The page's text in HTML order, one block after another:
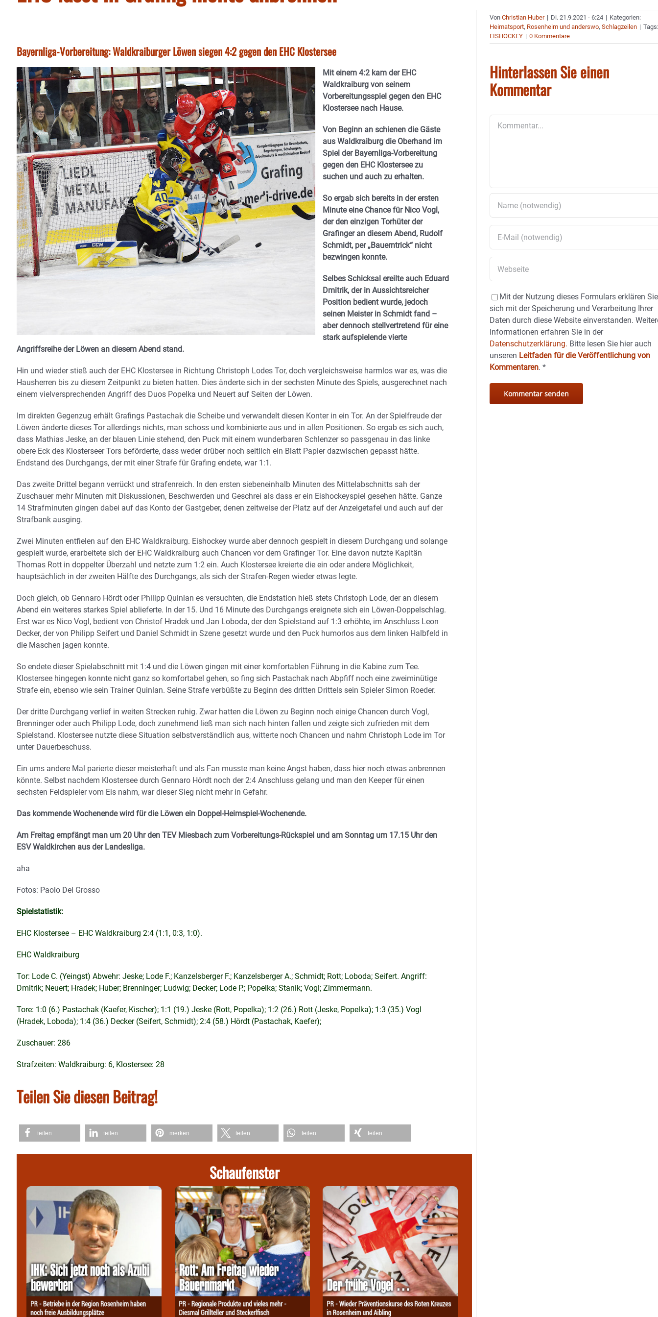
Bayernliga-Vorbereitung: Waldkraiburger Löwen siegen 4:2 gegen den EHC Klostersee
Mit einem 4:2 kam der EHC
Waldkraiburg von seinem
Vorbereitungsspiel gegen den EHC
Klostersee nach Hause.
Von Beginn an schienen die Gäste
aus Waldkraiburg die Oberhand im
Spiel der Bayernliga-Vorbereitung
gegen den EHC Klostersee zu
suchen und auch zu erhalten.
So ergab sich bereits in der ersten
Minute eine Chance für Nico Vogl,
der den einzigen Torhüter der
Grafinger an diesem Abend, Rudolf
Schmidt, per „Bauerntrick“ nicht
bezwingen konnte.
Selbes Schicksal ereilte auch Eduard
Dmitrik, der in Aussichtsreicher
Position bedient wurde, jedoch
seinen Meister in Schmidt fand –
aber dennoch stellvertretend für eine
stark aufspielende vierte
Angriffsreihe der Löwen an diesem Abend stand.
Hin und wieder stieß auch der EHC Klostersee in Richtung Christoph Lodes Tor, doch vergleichsweise harmlos war es, was die
Hausherren bis zu diesem Zeitpunkt zu bieten hatten. Dies änderte sich in der sechsten Minute des Spiels, ausgerechnet nach
einem vielversprechenden Angriff des Duos Popelka und Neuert auf Seiten der Löwen.
Im direkten Gegenzug erhält Grafings Pastachak die Scheibe und verwandelt diesen Konter in ein Tor. An der Spielfreude der
Löwen änderte dieses Tor allerdings nichts, man schoss und kombinierte aus und in allen Positionen. So ergab es sich auch,
dass Mathias Jeske, an der blauen Linie stehend, den Puck mit einem wunderbaren Schlenzer so passgenau in das linke
obere Eck des Klosterseer Tors beförderte, dass weder drüber noch seitlich ein Blatt Papier dazwischen gepasst hätte.
Endstand des Durchgangs, der mit einer Strafe für Grafing endete, war 1:1.
Das zweite Drittel begann verrückt und strafenreich. In den ersten siebeneinhalb Minuten des Mittelabschnitts sah der
Zuschauer mehr Minuten mit Diskussionen, Beschwerden und Geschrei als dass er ein Eishockeyspiel gesehen hätte. Ganze
14 Strafminuten gingen dabei auf das Konto der Gastgeber, denen zeitweise der Platz auf der Anzeigetafel und auch auf der
Strafbank ausging.
Zwei Minuten entfielen auf den EHC Waldkraiburg. Eishockey wurde aber dennoch gespielt in diesem Durchgang und solange
gespielt wurde, erarbeitete sich der EHC Waldkraiburg auch Chancen vor dem Grafinger Tor. Eine davon nutzte Kapitän
Thomas Rott in doppelter Überzahl und netzte zum 1:2 ein. Auch Klostersee kreierte die ein oder andere Möglichkeit,
hauptsächlich in der zweiten Hälfte des Durchgangs, als sich der Strafen-Regen wieder etwas legte.
Doch gleich, ob Gennaro Hördt oder Philipp Quinlan es versuchten, die Endstation hieß stets Christoph Lode, der an diesem
Abend ein weiteres starkes Spiel ablieferte. In der 15. Und 16 Minute des Durchgangs ereignete sich ein Löwen-Doppelschlag.
Erst war es Nico Vogl, bedient von Christof Hradek und Jan Loboda, der den Spielstand auf 1:3 erhöhte, im Anschluss Leon
Decker, der von Philipp Seifert und Daniel Schmidt in Szene gesetzt wurde und den Puck humorlos aus dem linken Halbfeld in
die Maschen jagen konnte.
So endete dieser Spielabschnitt mit 1:4 und die Löwen gingen mit einer komfortablen Führung in die Kabine zum Tee.
Klostersee hingegen konnte nicht ganz so komfortabel gehen, so fing sich Pastachak nach Abpfiff noch eine zweiminütige
Strafe ein, ebenso wie sein Trainer Quinlan. Seine Strafe verbüßte zu Beginn des dritten Drittels sein Spieler Simon Roeder.
Der dritte Durchgang verlief in weiten Strecken ruhig. Zwar hatten die Löwen zu Beginn noch einige Chancen durch Vogl,
Brenninger oder auch Philipp Lode, doch zunehmend ließ man sich nach hinten fallen und zeigte sich zufrieden mit dem
Spielstand. Klostersee nutzte diese Situation selbstverständlich aus, witterte noch Chancen und nahm Christoph Lode im Tor
unter Dauerbeschuss.
Ein ums andere Mal parierte dieser meisterhaft und als Fan musste man keine Angst haben, dass hier noch etwas anbrennen
könnte. Selbst nachdem Klostersee durch Gennaro Hördt noch der 2:4 Anschluss gelang und man den Keeper für einen
sechsten Feldspieler vom Eis nahm, war dieser Sieg nicht mehr in Gefahr.
Das kommende Wochenende wird für die Löwen ein Doppel-Heimspiel-Wochenende.
Am Freitag empfängt man um 20 Uhr den TEV Miesbach zum Vorbereitungs-Rückspiel und am Sonntag um 17.15 Uhr den
ESV Waldkirchen aus der Landesliga.
aha
Fotos: Paolo Del Grosso
Spielstatistik:
EHC Klostersee – EHC Waldkraiburg 2:4 (1:1, 0:3, 1:0).
EHC Waldkraiburg
Tor: Lode C. (Yeingst) Abwehr: Jeske; Lode F.; Kanzelsberger F.; Kanzelsberger A.; Schmidt; Rott; Loboda; Seifert. Angriff:
Dmitrik; Neuert; Hradek; Huber; Brenninger; Ludwig; Decker; Lode P.; Popelka; Stanik; Vogl; Zimmermann.
Tore: 1:0 (6.) Pastachak (Kaefer, Kischer); 1:1 (19.) Jeske (Rott, Popelka); 1:2 (26.) Rott (Jeske, Popelka); 1:3 (35.) Vogl
(Hradek, Loboda); 1:4 (36.) Decker (Seifert, Schmidt); 2:4 (58.) Hördt (Pastachak, Kaefer);
Zuschauer: 286
Strafzeiten: Waldkraiburg: 6, Klostersee: 28
Teilen Sie diesen Beitrag!
teilen teilen merken teilen teilen teilen
Schaufenster
VonChristian Huber | Di. 21.9.2021 - 6:24 | Kategorien:
Heimatsport, Rosenheim und anderswo,Schlagzeilen |
EISHOCKEY | 0 Kommentare
Hinterlassen Sie einen
Kommentar
Mit der Nutzung dieses Formulars erklären Sie
sich mit der Speicherung und Verarbeitung Ihrer
Daten durch diese Website einverstanden.
Informationen erfahren Sie in der
Datenschutzerklärung. Bitte lesen Sie hier auch
unseren Leitfaden für die Veröffentlichung von
Kommentaren.*